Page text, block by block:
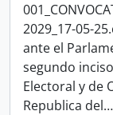
2029_17-05-
ante el
segundo
Electoral y de
Republica del…